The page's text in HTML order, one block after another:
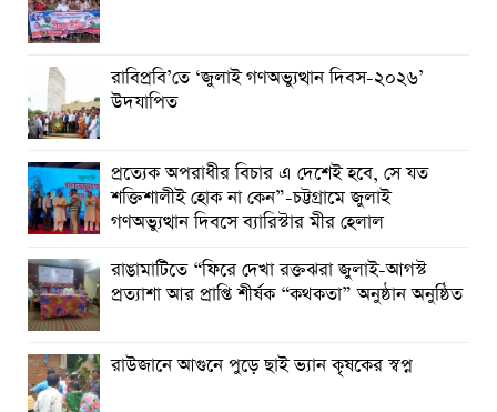
রাবিপ্রবি’তে ‘জুলাই গণঅভ্যুত্থান দিবস-২০২৬’
উদযাপিত
প্রত্যেক অপরাধীর বিচার এ দেশেই হবে, সে যত
শক্তিশালীই হোক না কেন”-চট্টগ্রামে জুলাই
গণঅভ্যুত্থান দিবসে ব্যারিস্টার মীর হেলাল
রাঙামাটিতে “ফিরে দেখা রক্তঝরা জুলাই-আগস্ট
প্রত্যাশা আর প্রাপ্তি শীর্ষক “কথকতা” অনুষ্ঠান অনুষ্ঠিত
রাউজানে আগুনে পুড়ে ছাই ভ্যান কৃষকের স্বপ্ন